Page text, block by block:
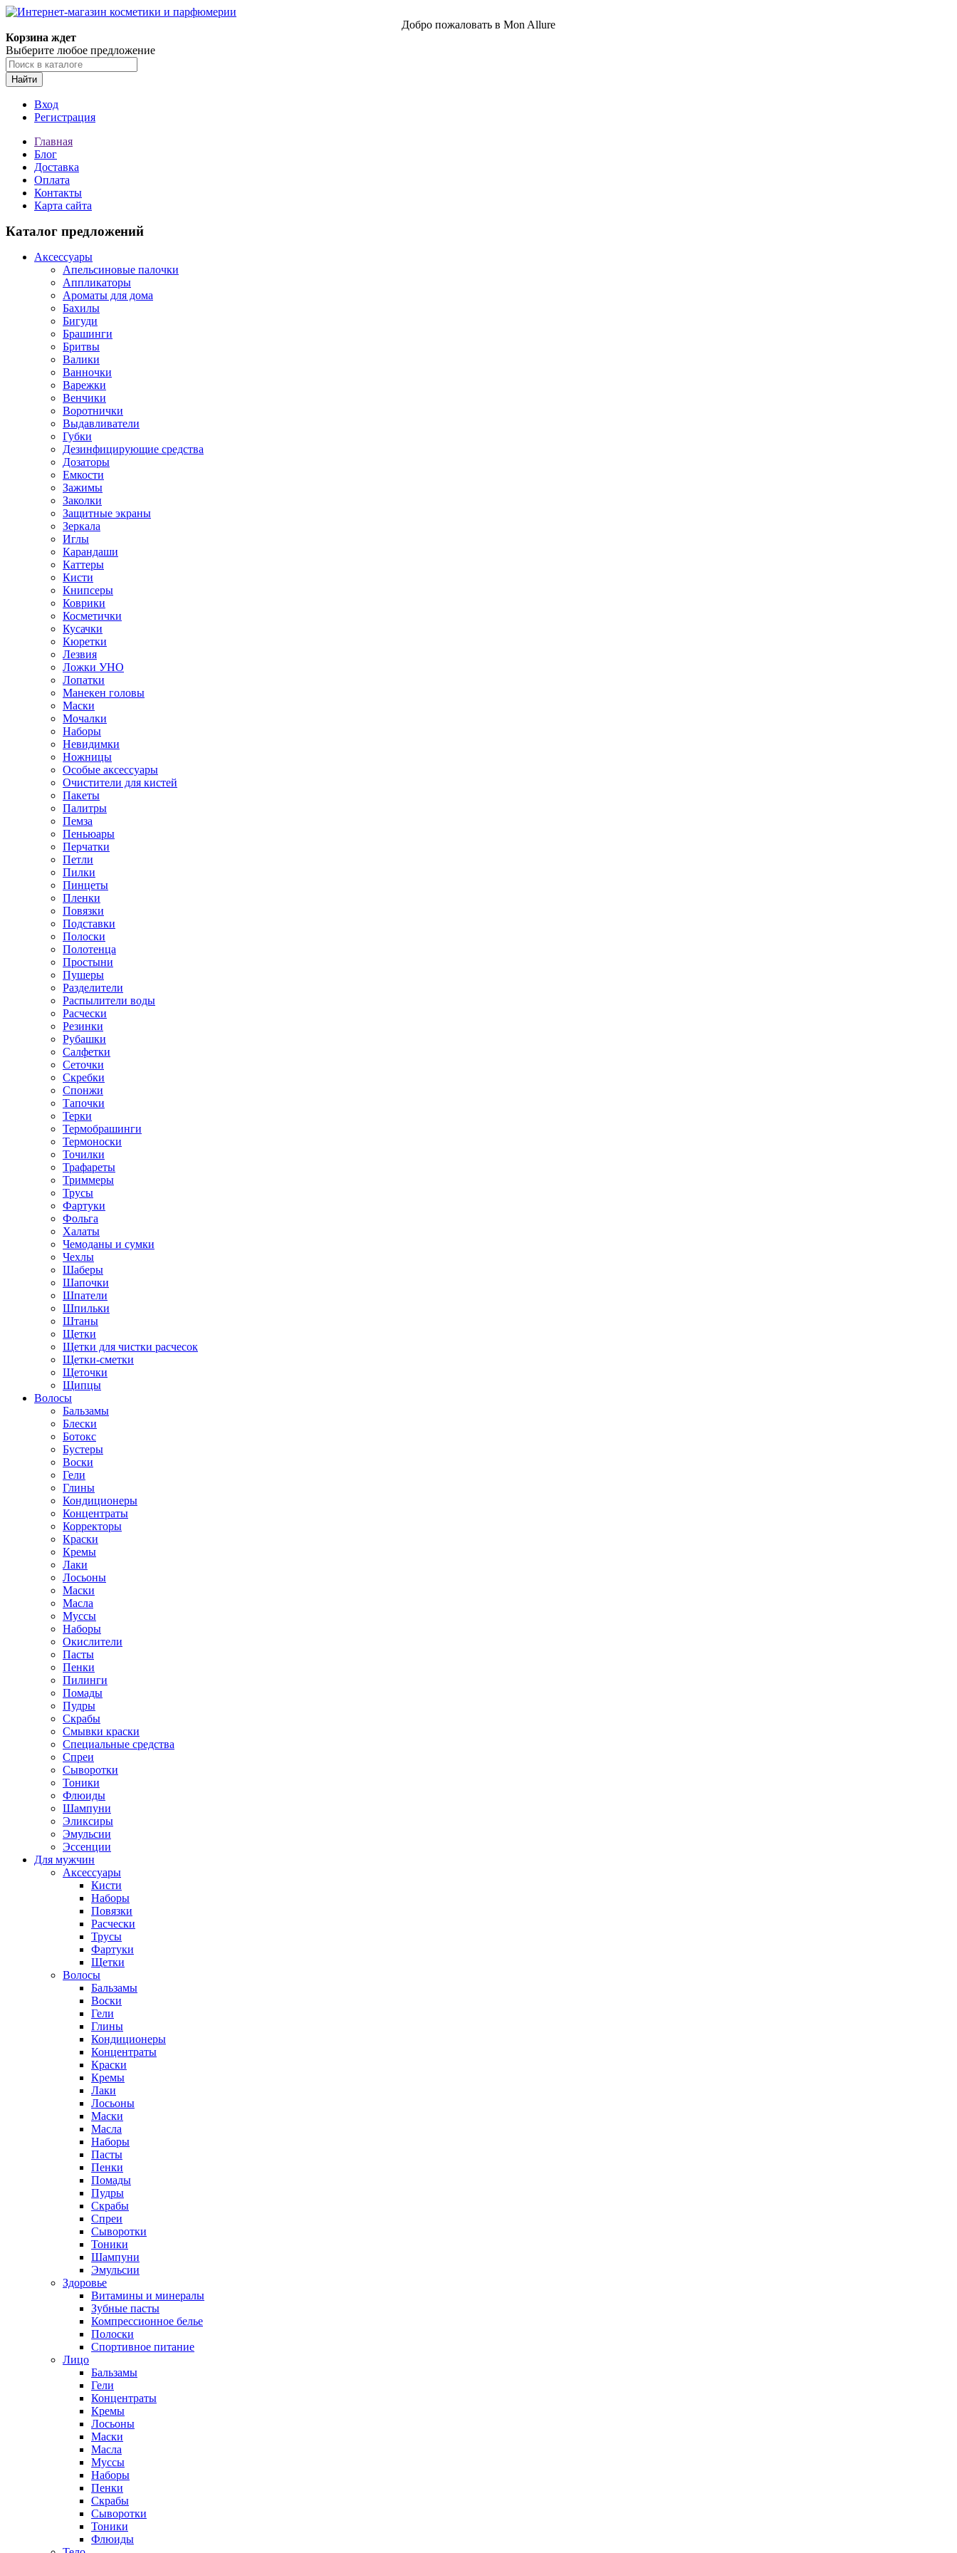
Добро пожаловать в Mon Allure
Корзина ждет
Выберите любое предложение
Найти
Вход
Регистрация
Главная
Блог
Доставка
Оплата
Контакты
Карта сайта
Каталог предложений
Аксессуары
Апельсиновые палочки
Аппликаторы
Ароматы для дома
Бахилы
Бигуди
Брашинги
Бритвы
Валики
Ванночки
Варежки
Венчики
Воротнички
Выдавливатели
Губки
Дезинфицирующие средства
Дозаторы
Емкости
Зажимы
Заколки
Защитные экраны
Зеркала
Иглы
Карандаши
Каттеры
Кисти
Книпсеры
Коврики
Косметички
Кусачки
Кюретки
Лезвия
Ложки УНО
Лопатки
Манекен головы
Маски
Мочалки
Наборы
Невидимки
Ножницы
Особые аксессуары
Очистители для кистей
Пакеты
Палитры
Пемза
Пеньюары
Перчатки
Петли
Пилки
Пинцеты
Пленки
Повязки
Подставки
Полоски
Полотенца
Простыни
Пушеры
Разделители
Распылители воды
Расчески
Резинки
Рубашки
Салфетки
Сеточки
Скребки
Спонжи
Тапочки
Терки
Термобрашинги
Термоноски
Точилки
Трафареты
Триммеры
Трусы
Фартуки
Фольга
Халаты
Чемоданы и сумки
Чехлы
Шаберы
Шапочки
Шпатели
Шпильки
Штаны
Щетки
Щетки для чистки расчесок
Щетки-сметки
Щеточки
Щипцы
Волосы
Бальзамы
Блески
Ботокс
Бустеры
Воски
Гели
Глины
Кондиционеры
Концентраты
Корректоры
Краски
Кремы
Лаки
Лосьоны
Маски
Масла
Муссы
Наборы
Окислители
Пасты
Пенки
Пилинги
Помады
Пудры
Скрабы
Смывки краски
Специальные средства
Спреи
Сыворотки
Тоники
Флюиды
Шампуни
Эликсиры
Эмульсии
Эссенции
Для мужчин
Аксессуары
Кисти
Наборы
Повязки
Расчески
Трусы
Фартуки
Щетки
Волосы
Бальзамы
Воски
Гели
Глины
Кондиционеры
Концентраты
Краски
Кремы
Лаки
Лосьоны
Маски
Масла
Наборы
Пасты
Пенки
Помады
Пудры
Скрабы
Спреи
Сыворотки
Тоники
Шампуни
Эмульсии
Здоровье
Витамины и минералы
Зубные пасты
Компрессионное белье
Полоски
Спортивное питание
Лицо
Бальзамы
Гели
Концентраты
Кремы
Лосьоны
Маски
Масла
Муссы
Наборы
Пенки
Скрабы
Сыворотки
Тоники
Флюиды